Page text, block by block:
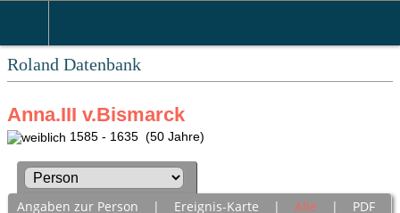
Roland Datenbank
Anna.III v.Bismarck
1585 - 1635 (50 Jahre)
Angaben zur Person | Ereignis-Karte | Alle | PDF